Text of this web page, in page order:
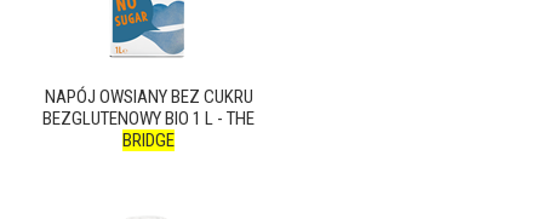
NAPÓJ OWSIANY BEZ CUKRU
BEZGLUTENOWY BIO 1 L - THE
BRIDGE